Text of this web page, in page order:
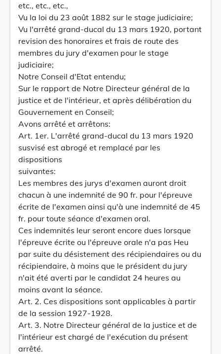
etc., etc., etc.,
Vu la loi du 23 août 1882 sur le stage judiciaire;
Vu l'arrêté grand-ducal du 13 mars 1920, portant
revision des honoraires et frais de route des
membres du jury d'examen pour le stage
judiciaire;
Notre Conseil d'Etat entendu;
Sur le rapport de Notre Directeur général de la
justice et de l'intérieur, et après délibération du
Gouvernement en Conseil;
Avons arrêté et arrêtons:
Art. 1er. L'arrêté grand-ducal du 13 mars 1920
susvisé est abrogé et remplacé par les
dispositions
suivantes:
Les membres des jurys d'examen auront droit
chacun à une indemnité de 90 fr. pour l'épreuve
écrite de l'examen ainsi qu'à une indemnité de 45
fr. pour toute séance d'examen oral.
Ces indemnités leur seront encore dues lorsque
l'épreuve écrite ou l'épreuve orale n'a pas Heu
par suite du désistement des récipiendaires ou du
récipiendaire, à moins que le président du jury
n'ait été averti par le candidat 24 heures au
moins avant la séance.
Art. 2. Ces dispositions sont applicables à partir
de la session 1927-1928.
Art. 3. Notre Directeur général de la justice et de
l'intérieur est chargé de l'exécution du présent
arrêté.